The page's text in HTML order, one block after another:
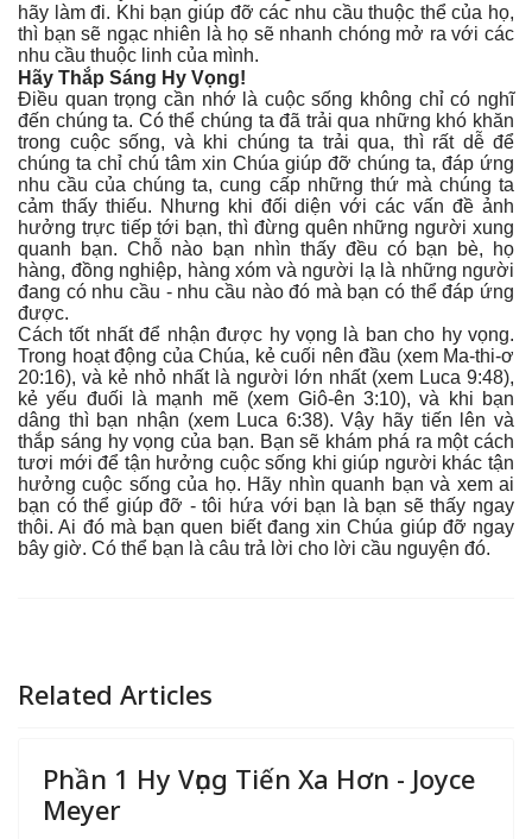
hãy làm đi. Khi bạn giúp đỡ các nhu cầu thuộc thể của họ,
thì bạn sẽ ngạc nhiên là họ sẽ nhanh chóng mở ra với các
nhu cầu thuộc linh của mình.
Hãy Thắp Sáng Hy Vọng!
Điều quan trọng cần nhớ là cuộc sống không chỉ có nghĩ
đến chúng ta. Có thể chúng ta đã trải qua những khó khăn
trong cuộc sống, và khi chúng ta trải qua, thì rất dễ để
chúng ta chỉ chú tâm xin Chúa giúp đỡ chúng ta, đáp ứng
nhu cầu của chúng ta, cung cấp những thứ mà chúng ta
cảm thấy thiếu. Nhưng khi đối diện với các vấn đề ảnh
hưởng trực tiếp tới bạn, thì đừng quên những người xung
quanh bạn. Chỗ nào bạn nhìn thấy đều có bạn bè, họ
hàng, đồng nghiệp, hàng xóm và người lạ là những người
đang có nhu cầu - nhu cầu nào đó mà bạn có thể đáp ứng
được.
Cách tốt nhất để nhận được hy vọng là ban cho hy vọng.
Trong hoạt động của Chúa, kẻ cuối nên đầu (xem Ma-thi-ơ
20:16), và kẻ nhỏ nhất là người lớn nhất (xem Luca 9:48),
kẻ yếu đuối là mạnh mẽ (xem Giô-ên 3:10), và khi bạn
dâng thì bạn nhận (xem Luca 6:38). Vậy hãy tiến lên và
thắp sáng hy vọng của bạn. Bạn sẽ khám phá ra một cách
tươi mới để tận hưởng cuộc sống khi giúp người khác tận
hưởng cuộc sống của họ. Hãy nhìn quanh bạn và xem ai
bạn có thể giúp đỡ - tôi hứa với bạn là bạn sẽ thấy ngay
thôi. Ai đó mà bạn quen biết đang xin Chúa giúp đỡ ngay
bây giờ. Có thể bạn là câu trả lời cho lời cầu nguyện đó.
Related Articles
Phần 1 Hy Vọng Tiến Xa Hơn - Joyce
Meyer